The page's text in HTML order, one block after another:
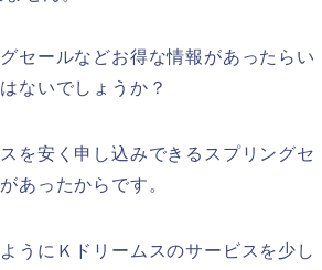
セールなどお得な情報があったらい
ないでしょうか？
を安く申し込みできるスプリングセ
あったからです。
うにＫドリームスのサービスを少し